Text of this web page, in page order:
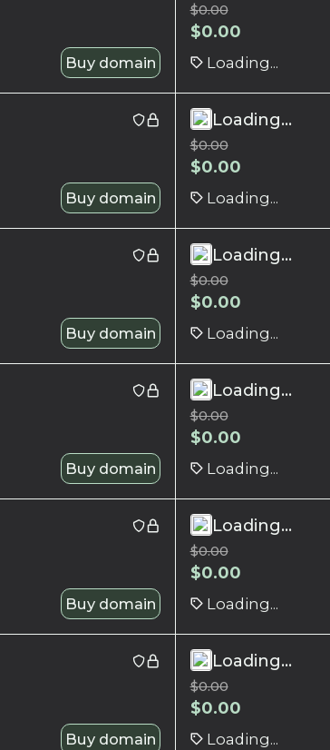
Buy domain
$0.00
$0.00
Loading...
Buy domain
Loading...
$0.00
$0.00
Loading...
Buy domain
Loading...
$0.00
$0.00
Loading...
Buy domain
Loading...
$0.00
$0.00
Loading...
Buy domain
Loading...
$0.00
$0.00
Loading...
Buy domain
Loading...
$0.00
$0.00
Loading...